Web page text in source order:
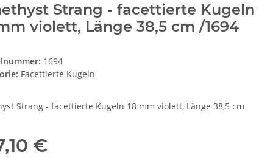
Strang - facettierte Kugeln
violett, Länge 38,5 cm /1694
1694
Facettierte Kugeln
Strang - facettierte Kugeln 18 mm violett, Länge 38,5 cm
€